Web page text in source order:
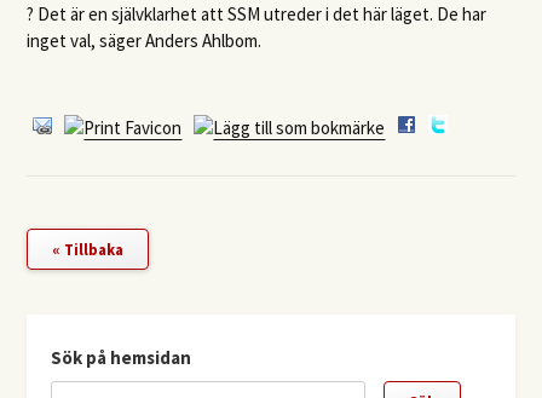
? Det är en självklarhet attSSM utreder i det här läget. De har
inget val, säger Anders Ahlbom.
« Tillbaka
Sök på hemsidan